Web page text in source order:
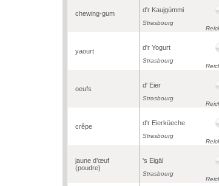
chewing-gum d'r Kaujgùmmi
Strasbourg
yaourt d'r Yogurt
Strasbourg
oeufs d' Eier
Strasbourg
crêpe d'r Eierküeche
Strasbourg
jaune d’œuf
(poudre)
's Eigäl
Strasbourg